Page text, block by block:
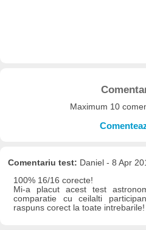
Maximum 10
Comentariu test: Daniel - 8 Apr
100% 16/16 corecte!
Mi-a placut acest test
comparatie cu ceilalti
raspuns corect la toate intrebarile!